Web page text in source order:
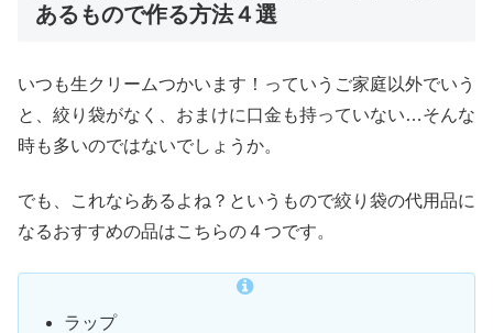
あるもので作る方法４選
いつも生クリームつかいます！っていうご家庭以外でいう
と、絞り袋がなく、おまけに口金も持っていない…そんな
時も多いのではないでしょうか。
でも、これならあるよね？というもので絞り袋の代用品に
なるおすすめの品はこちらの４つです。
ラップ